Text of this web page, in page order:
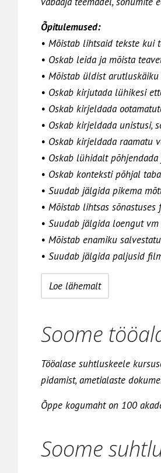
Õpitulemused:
• Mõistab lihtsaid tekste kui
• Oskab leida ja mõista
• Mõistab üldist
• Oskab kirjutada lühikesi
• Oskab kirjeldada
• Oskab kirjeldada unistusi,
• Oskab kirjeldada raamatu
• Oskab lühidalt
• Oskab konteksti põhjal
• Suudab jälgida pikema
• Mõistab lihtsas
• Suudab jälgida loengut
• Mõistab enamiku
• Suudab jälgida paljusid
Loe lähemalt
Soome
Tööalase suhtluskeele
pidamist, ametialaste
Õppe kogumaht on 100
Soome